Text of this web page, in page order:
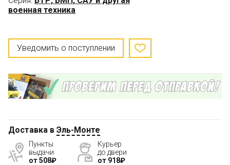
военная техника
Уведомить о поступлении
Доставка в Эль-Монте
Пункты
выдачи
от 508₽
Курьер
до двери
от 918₽